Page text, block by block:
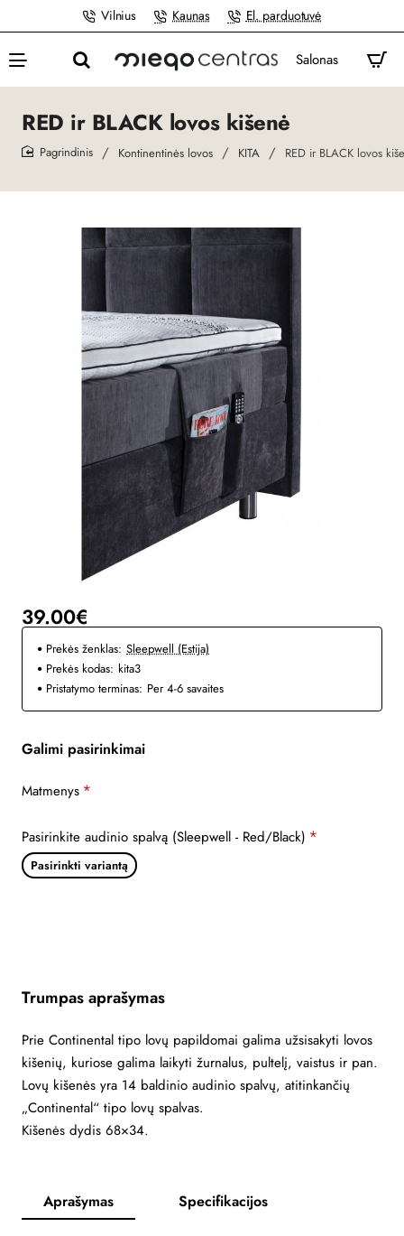
Vilnius Kaunas El. parduotuvė
Salonas
RED ir BLACK lovos kišenė
Kontinentinės lovos KITA RED ir BLACK lovos
39.00€
Prekės ženklas: Sleepwell (Estija)
Prekės kodas: kita3
Pristatymo terminas: Per 4-6 savaites
Galimi pasirinkimai
Matmenys
Pasirinkite audinio spalvą (Sleepwell - Red/Black)
Pasirinkti variantą
Trumpas aprašymas
Prie Continental tipo lovų papildomai galima užsisakyti lovos
kišenių, kuriose galima laikyti žurnalus, pultelį, vaistus ir pan.
Lovų kišenės yra 14 baldinio audinio spalvų, atitinkančių
„Continental“ tipo lovų spalvas.
Kišenės dydis 68×34.
Aprašymas Specifikacijos